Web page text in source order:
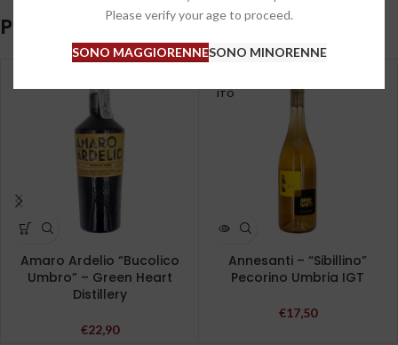
Please verify your age to proceed.
SONO MAGGIORENNESONO MINORENNE
Prodotti correlati
Amaro Ardelio “Bucolico
Umbro” – Green Heart
Distillery
€22,90
ITO
Annesanti – “Sibillino”
Pecorino Umbria IGT
€17,50